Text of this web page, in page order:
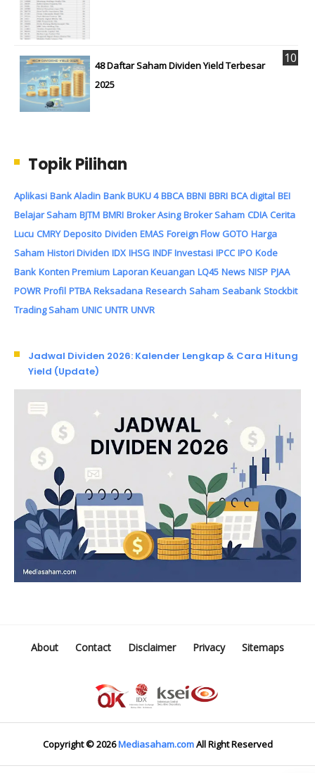
48 Daftar Saham Dividen Yield Terbesar
2025
Topik Pilihan
Aplikasi Bank Aladin Bank BUKU 4 BBCA BBNI BBRI BCA digital BEI
Belajar Saham BJTM BMRI Broker Asing Broker Saham CDIA Cerita
Lucu CMRY Deposito Dividen EMAS Foreign Flow GOTO Harga
Saham Histori Dividen IDX IHSG INDF Investasi IPCC IPO Kode
Bank Konten Premium Laporan Keuangan LQ45 News NISP PJAA
POWR Profil PTBA Reksadana Research Saham Seabank Stockbit
Trading Saham UNIC UNTR UNVR
Jadwal Dividen 2026: Kalender Lengkap & Cara Hitung
Yield (Update)
About Contact Disclaimer Privacy Sitemaps
Copyright ©2026Mediasaham.comAll Right Reserved